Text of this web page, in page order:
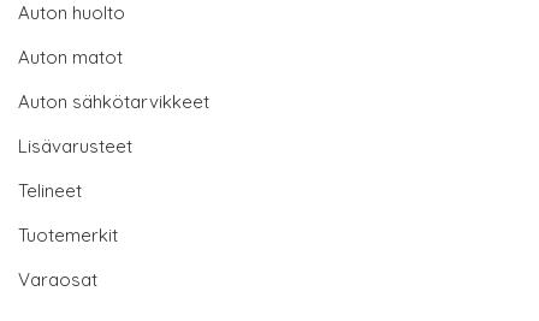
Auton huolto
Auton matot
Auton sähkötarvikkeet
Lisävarusteet
Telineet
Tuotemerkit
Varaosat